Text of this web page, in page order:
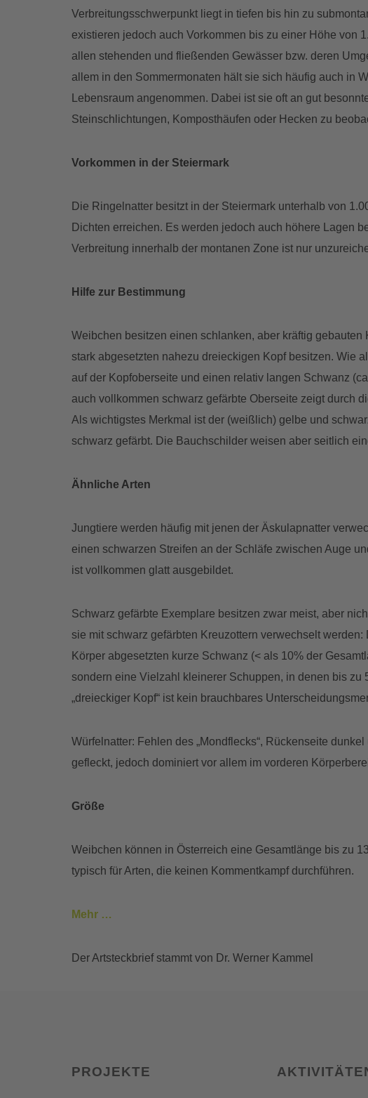
Verbreitungsschwerpunkt liegt in tiefen bis hin zu
existieren jedoch auch Vorkommen bis zu einer Höhe von
allen stehenden und fließenden Gewässer bzw. deren
allem in den Sommermonaten hält sie sich häufig auch in
Lebensraum angenommen. Dabei ist sie oft an gut
Steinschlichtungen, Komposthäufen oder Hecken zu
Vorkommen in der Steiermark
Die Ringelnatter besitzt in der Steiermark unterhalb von
Dichten erreichen. Es werden jedoch auch höhere Lagen
Verbreitung innerhalb der montanen Zone ist nur
Hilfe zur Bestimmung
Weibchen besitzen einen schlanken, aber kräftig
stark abgesetzten nahezu dreieckigen Kopf besitzen. Wie
auf der Kopfoberseite und einen relativ langen Schwanz
auch vollkommen schwarz gefärbte Oberseite zeigt durch
Als wichtigstes Merkmal ist der (weißlich) gelbe und
schwarz gefärbt. Die Bauchschilder weisen aber seitlich
Ähnliche Arten
Jungtiere werden häufig mit jenen der Äskulapnatter
einen schwarzen Streifen an der Schläfe zwischen Auge
ist vollkommen glatt ausgebildet.
Schwarz gefärbte Exemplare besitzen zwar meist, aber
sie mit schwarz gefärbten Kreuzottern verwechselt
Körper abgesetzten kurze Schwanz (< als 10% der
sondern eine Vielzahl kleinerer Schuppen, in denen bis
„dreieckiger Kopf“ ist kein brauchbares
Würfelnatter: Fehlen des „Mondflecks“, Rückenseite
gefleckt, jedoch dominiert vor allem im vorderen
Größe
Weibchen können in Österreich eine Gesamtlänge bis zu
typisch für Arten, die keinen Kommentkampf durchführen.
Mehr …
Der Artsteckbrief stammt von Dr. Werner Kammel
PROJEKTE